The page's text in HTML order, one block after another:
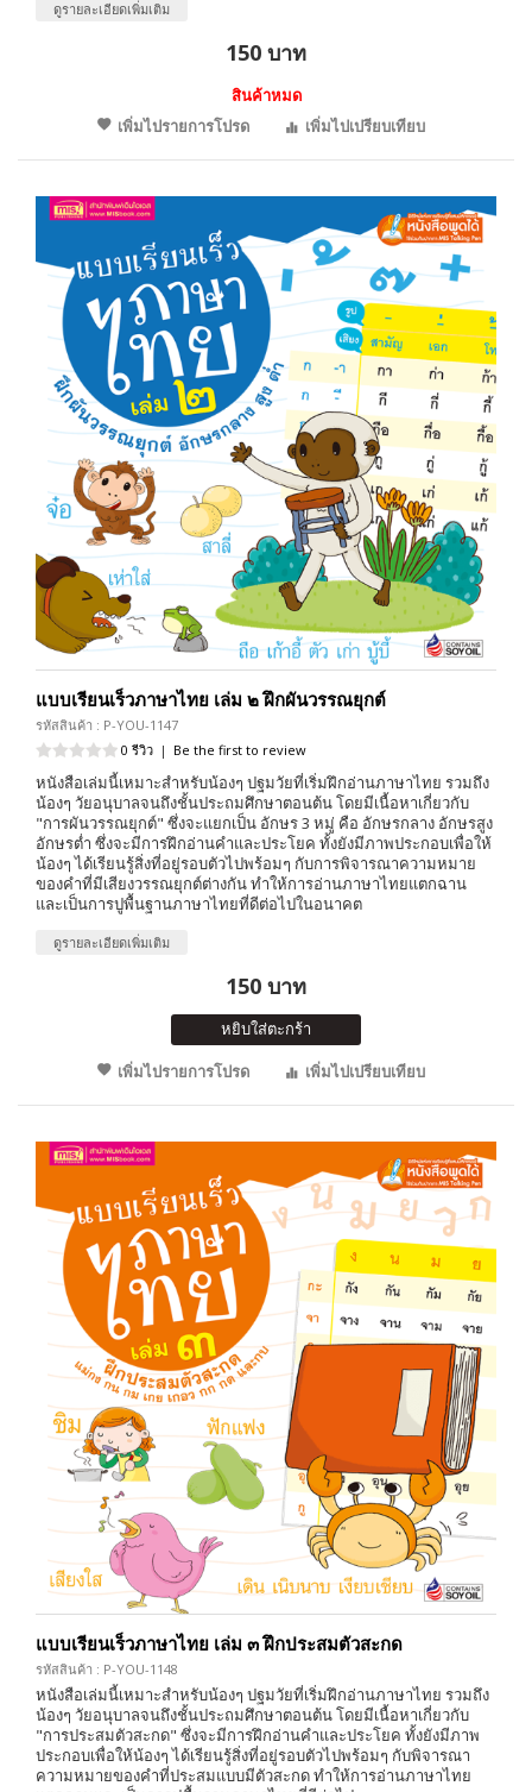
ดูรายละเอียดเพิ่มเติม
150 บาท
สินค้าหมด
เพิ่มไปรายการโปรด
เพิ่มไปเปรียบเทียบ
แบบเรียนเร็วภาษาไทย เล่ม ๒ ฝึกผันวรรณยุกต์
รหัสสินค้า : P-YOU-1147
0 รีวิว | Be the first to review
หนังสือเล่มนี้เหมาะสำหรับน้องๆ ปฐมวัยที่เริ่มฝึกอ่านภาษาไทย รวมถึง
น้องๆ วัยอนุบาลจนถึงชั้นประถมศึกษาตอนต้น โดยมีเนื้อหาเกี่ยวกับ
"การผันวรรณยุกต์" ซึ่งจะแยกเป็น อักษร 3 หมู่ คือ อักษรกลาง อักษรสูง
อักษรต่ำ ซึ่งจะมีการฝึกอ่านคำและประโยค ทั้งยังมีภาพประกอบเพื่อให้
น้องๆ ได้เรียนรู้สิ่งที่อยู่รอบตัวไปพร้อมๆ กับการพิจารณาความหมาย
ของคำที่มีเสียงวรรณยุกต์ต่างกัน ทำให้การอ่านภาษาไทยแตกฉาน
และเป็นการปูพื้นฐานภาษาไทยที่ดีต่อไปในอนาคต
ดูรายละเอียดเพิ่มเติม
150 บาท
หยิบใส่ตะกร้า
เพิ่มไปรายการโปรด
เพิ่มไปเปรียบเทียบ
แบบเรียนเร็วภาษาไทย เล่ม ๓ ฝึกประสมตัวสะกด
รหัสสินค้า : P-YOU-1148
หนังสือเล่มนี้เหมาะสำหรับน้องๆ ปฐมวัยที่เริ่มฝึกอ่านภาษาไทย รวมถึง
น้องๆ วัยอนุบาลจนถึงชั้นประถมศึกษาตอนต้น โดยมีเนื้อหาเกี่ยวกับ
"การประสมตัวสะกด" ซึ่งจะมีการฝึกอ่านคำและประโยค ทั้งยังมีภาพ
ประกอบเพื่อให้น้องๆ ได้เรียนรู้สิ่งที่อยู่รอบตัวไปพร้อมๆ กับพิจารณา
ความหมายของคำที่ประสมแบบมีตัวสะกด ทำให้การอ่านภาษาไทย